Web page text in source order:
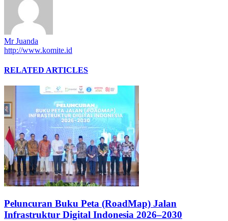
Mr Juanda
http://www.komite.id
RELATED ARTICLES
Peluncuran Buku Peta (RoadMap) Jalan
Infrastruktur Digital Indonesia 2026–2030